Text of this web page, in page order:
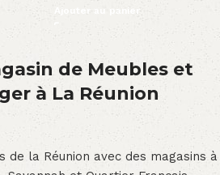
Ajouter au panier
de Meubles et
à La Réunion
de la Réunion avec des magasins à